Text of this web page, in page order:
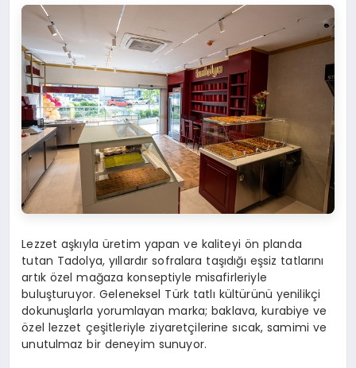
Lezzet aşkıyla üretim yapan ve kaliteyi ön planda
tutan Tadolya, yıllardır sofralara taşıdığı eşsiz tatlarını
artık özel mağaza konseptiyle misafirleriyle
buluşturuyor. Geleneksel Türk tatlı kültürünü yenilikçi
dokunuşlarla yorumlayan marka; baklava, kurabiye ve
özel lezzet çeşitleriyle ziyaretçilerine sıcak, samimi ve
unutulmaz bir deneyim sunuyor.